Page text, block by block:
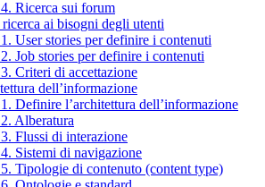
Ricerca sui forum
ai bisogni degli utenti
User stories per definire i contenuti
Job stories per definire i contenuti
Criteri di accettazione
dell’informazione
Definire l’architettura dell’informazione
Alberatura
Flussi di interazione
Sistemi di navigazione
Tipologie di contenuto (content type)